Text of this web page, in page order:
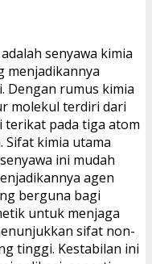
senyawa kimia
menjadikannya
Dengan rumus kimia
molekul terdiri dari
terikat pada tiga atom
kimia utama
ini mudah
agen
berguna bagi
untuk menjaga
sifat non-
tinggi. Kestabilan ini